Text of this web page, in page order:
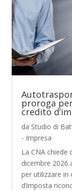
proroga
credito
da Studio di
- Impresa
La CNA chiede
dicembre 2026
per utilizzare in
d’imposta